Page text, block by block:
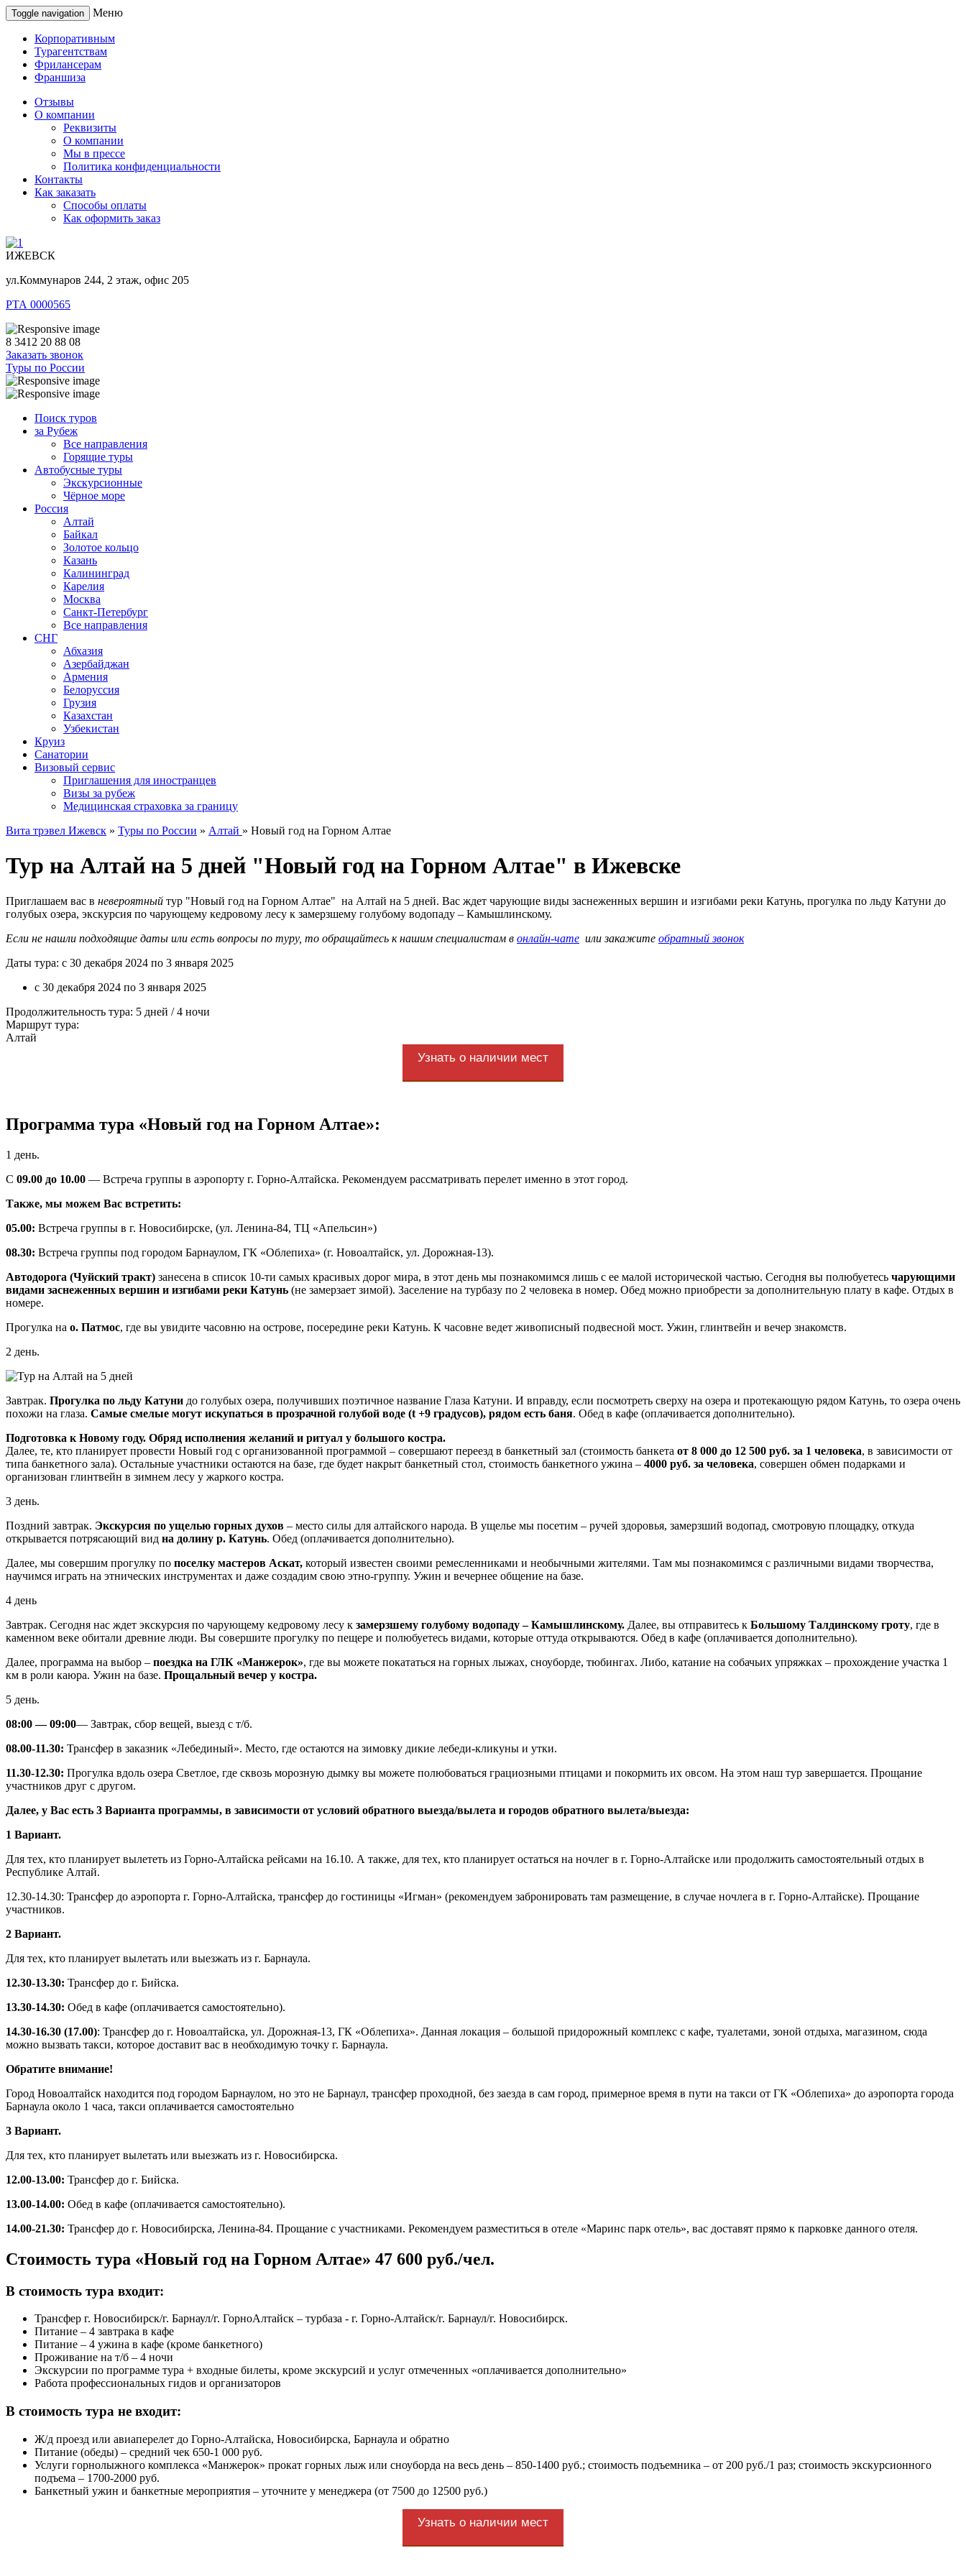
Toggle navigation Меню
Корпоративным
Турагентствам
Фрилансерам
Франшиза
Отзывы
О компании
Реквизиты
О компании
Мы в прессе
Политика конфиденциальности
Контакты
Как заказать
Способы оплаты
Как оформить заказ
ИЖЕВСК
ул.Коммунаров 244, 2 этаж, офис 205
РТА 0000565
8 3412 20 88 08
Заказать звонок
Туры по России
Поиск туров
за Рубеж
Все направления
Горящие туры
Автобусные туры
Экскурсионные
Чёрное море
Россия
Алтай
Байкал
Золотое кольцо
Казань
Калининград
Карелия
Москва
Санкт-Петербург
Все направления
СНГ
Абхазия
Азербайджан
Армения
Белоруссия
Грузия
Казахстан
Узбекистан
Круиз
Санатории
Визовый сервис
Приглашения для иностранцев
Визы за рубеж
Медицинская страховка за границу
Вита трэвел Ижевск » Туры по России » Алтай » Новый год на Горном Алтае
Тур на Алтай на 5 дней "Новый год на Горном Алтае" в Ижевске
Приглашаем вас в невероятный тур "Новый год на Горном Алтае" на Алтай на 5 дней. Вас ждет чарующие виды заснеженных вершин и изгибами реки Катунь, прогулка по льду Катуни до
голубых озера, экскурсия по чарующему кедровому лесу к замерзшему голубому водопаду – Камышлинскому.
Если не нашли подходящие даты или есть вопросы по туру, то обращайтесь к нашим специалистам в онлайн-чате или закажите обратный звонок
Даты тура: с 30 декабря 2024 по 3 января 2025
с 30 декабря 2024 по 3 января 2025
Продолжительность тура: 5 дней / 4 ночи
Маршрут тура:
Алтай
Узнать о наличии мест
Программа тура «Новый год на Горном Алтае»:
1 день.
С 09.00 до 10.00 — Встреча группы в аэропорту г. Горно-Алтайска. Рекомендуем рассматривать перелет именно в этот город.
Также, мы можем Вас встретить:
05.00: Встреча группы в г. Новосибирске, (ул. Ленина-84, ТЦ «Апельсин»)
08.30: Встреча группы под городом Барнаулом, ГК «Облепиха» (г. Новоалтайск, ул. Дорожная-13).
Автодорога (Чуйский тракт) занесена в список 10-ти самых красивых дорог мира, в этот день мы познакомимся лишь с ее малой исторической частью. Сегодня вы полюбуетесь чарующими
видами заснеженных вершин и изгибами реки Катунь (не замерзает зимой). Заселение на турбазу по 2 человека в номер. Обед можно приобрести за дополнительную плату в кафе. Отдых в
номере.
Прогулка на о. Патмос, где вы увидите часовню на острове, посередине реки Катунь. К часовне ведет живописный подвесной мост. Ужин, глинтвейн и вечер знакомств.
2 день.
Завтрак. Прогулка по льду Катуни до голубых озера, получивших поэтичное название Глаза Катуни. И вправду, если посмотреть сверху на озера и протекающую рядом Катунь, то озера очень
похожи на глаза. Самые смелые могут искупаться в прозрачной голубой воде (t +9 градусов), рядом есть баня. Обед в кафе (оплачивается дополнительно).
Подготовка к Новому году. Обряд исполнения желаний и ритуал у большого костра.
Далее, те, кто планирует провести Новый год с организованной программой – совершают переезд в банкетный зал (стоимость банкета от 8 000 до 12 500 руб. за 1 человека, в зависимости от
типа банкетного зала). Остальные участники остаются на базе, где будет накрыт банкетный стол, стоимость банкетного ужина – 4000 руб. за человека, совершен обмен подарками и
организован глинтвейн в зимнем лесу у жаркого костра.
3 день.
Поздний завтрак. Экскурсия по ущелью горных духов – место силы для алтайского народа. В ущелье мы посетим – ручей здоровья, замерзший водопад, смотровую площадку, откуда
открывается потрясающий вид на долину р. Катунь. Обед (оплачивается дополнительно).
Далее, мы совершим прогулку по поселку мастеров Аскат, который известен своими ремесленниками и необычными жителями. Там мы познакомимся с различными видами творчества,
научимся играть на этнических инструментах и даже создадим свою этно-группу. Ужин и вечернее общение на базе.
4 день
Завтрак. Сегодня нас ждет экскурсия по чарующему кедровому лесу к замерзшему голубому водопаду – Камышлинскому. Далее, вы отправитесь к Большому Талдинскому гроту, где в
каменном веке обитали древние люди. Вы совершите прогулку по пещере и полюбуетесь видами, которые оттуда открываются. Обед в кафе (оплачивается дополнительно).
Далее, программа на выбор – поездка на ГЛК «Манжерок», где вы можете покататься на горных лыжах, сноуборде, тюбингах. Либо, катание на собачьих упряжках – прохождение участка 1
км в роли каюра. Ужин на базе. Прощальный вечер у костра.
5 день.
08:00 — 09:00— Завтрак, сбор вещей, выезд с т/б.
08.00-11.30: Трансфер в заказник «Лебединый». Место, где остаются на зимовку дикие лебеди-кликуны и утки.
11.30-12.30: Прогулка вдоль озера Светлое, где сквозь морозную дымку вы можете полюбоваться грациозными птицами и покормить их овсом. На этом наш тур завершается. Прощание
участников друг с другом.
Далее, у Вас есть 3 Варианта программы, в зависимости от условий обратного выезда/вылета и городов обратного вылета/выезда:
1 Вариант.
Для тех, кто планирует вылететь из Горно-Алтайска рейсами на 16.10. А также, для тех, кто планирует остаться на ночлег в г. Горно-Алтайске или продолжить самостоятельный отдых в
Республике Алтай.
12.30-14.30: Трансфер до аэропорта г. Горно-Алтайска, трансфер до гостиницы «Игман» (рекомендуем забронировать там размещение, в случае ночлега в г. Горно-Алтайске). Прощание
участников.
2 Вариант.
Для тех, кто планирует вылетать или выезжать из г. Барнаула.
12.30-13.30: Трансфер до г. Бийска.
13.30-14.30: Обед в кафе (оплачивается самостоятельно).
14.30-16.30 (17.00): Трансфер до г. Новоалтайска, ул. Дорожная-13, ГК «Облепиха». Данная локация – большой придорожный комплекс с кафе, туалетами, зоной отдыха, магазином, сюда
можно вызвать такси, которое доставит вас в необходимую точку г. Барнаула.
Обратите внимание!
Город Новоалтайск находится под городом Барнаулом, но это не Барнаул, трансфер проходной, без заезда в сам город, примерное время в пути на такси от ГК «Облепиха» до аэропорта города
Барнаула около 1 часа, такси оплачивается самостоятельно
3 Вариант.
Для тех, кто планирует вылетать или выезжать из г. Новосибирска.
12.00-13.00: Трансфер до г. Бийска.
13.00-14.00: Обед в кафе (оплачивается самостоятельно).
14.00-21.30: Трансфер до г. Новосибирска, Ленина-84. Прощание с участниками. Рекомендуем разместиться в отеле «Маринс парк отель», вас доставят прямо к парковке данного отеля.
Стоимость тура «Новый год на Горном Алтае» 47 600 руб./чел.
В стоимость тура входит:
Трансфер г. Новосибирск/г. Барнаул/г. ГорноАлтайск – турбаза - г. Горно-Алтайск/г. Барнаул/г. Новосибирск.
Питание – 4 завтрака в кафе
Питание – 4 ужина в кафе (кроме банкетного)
Проживание на т/б – 4 ночи
Экскурсии по программе тура + входные билеты, кроме экскурсий и услуг отмеченных «оплачивается дополнительно»
Работа профессиональных гидов и организаторов
В стоимость тура не входит:
Ж/д проезд или авиаперелет до Горно-Алтайска, Новосибирска, Барнаула и обратно
Питание (обеды) – средний чек 650-1 000 руб.
Услуги горнолыжного комплекса «Манжерок» прокат горных лыж или сноуборда на весь день – 850-1400 руб.; стоимость подъемника – от 200 руб./1 раз; стоимость экскурсионного
подъема – 1700-2000 руб.
Банкетный ужин и банкетные мероприятия – уточните у менеджера (от 7500 до 12500 руб.)
Узнать о наличии мест